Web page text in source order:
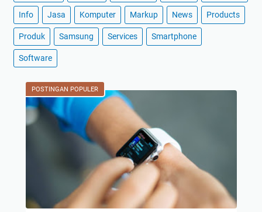
a
g
e
g
n
m
e
C
n
Info Jasa Komputer Markup News Products
Produk Samsung Services Smartphone
Software
POSTINGAN POPULER